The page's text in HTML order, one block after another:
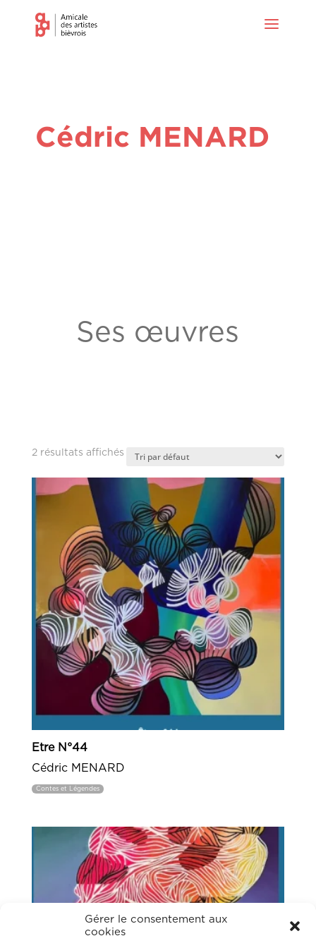
Gérer le consentement aux
cookies
2 résultats affichés
Etre N°44
Cédric MENARD
Contes et Légendes
Cédric MENARD
Ses œuvres